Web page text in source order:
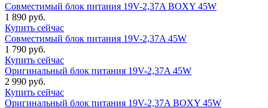
Совместимый блок питания 19V-2,37A BOXY 45W
1 890 руб.
Купить сейчас
Совместимый блок питания 19V-2,37A 45W
1 790 руб.
Купить сейчас
Оригинальный блок питания 19V-2,37A 45W
2 990 руб.
Купить сейчас
Оригинальный блок питания 19V-2,37A BOXY 45W